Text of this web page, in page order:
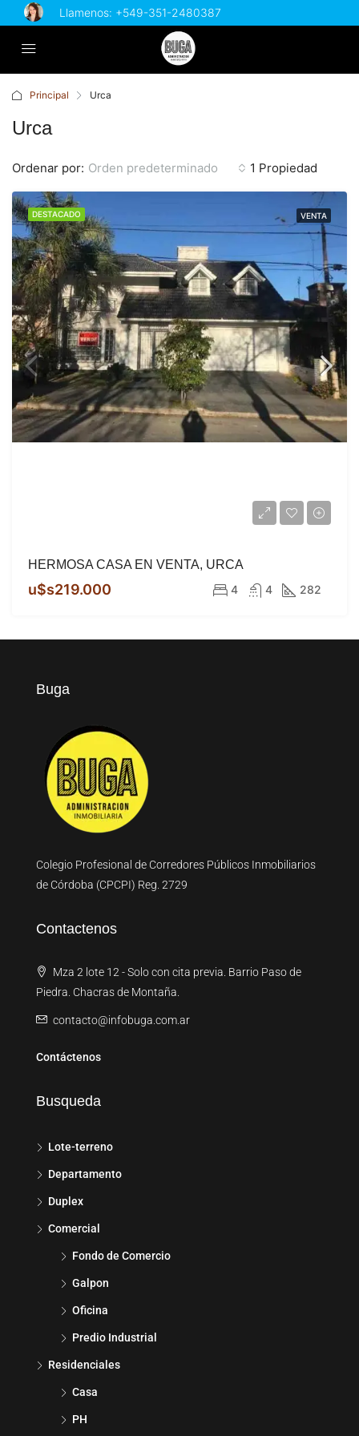
Llamenos: +549-351-2480387
Principal Urca
Urca
1 Propiedad
Ordenar por: Orden predeterminado
DESTACADO VENTA
HERMOSA CASA EN VENTA, URCA
u$s219.000 4 4 282
Buga
Colegio Profesional de Corredores Públicos Inmobiliarios
de Córdoba (CPCPI) Reg. 2729
Contactenos
Mza 2 lote 12 - Solo con cita previa. Barrio Paso de
Piedra. Chacras de Montaña.
contacto@infobuga.com.ar
Contáctenos
Busqueda
Lote-terreno
Departamento
Duplex
Comercial
Fondo de Comercio
Galpon
Oficina
Predio Industrial
Residenciales
Casa
PH